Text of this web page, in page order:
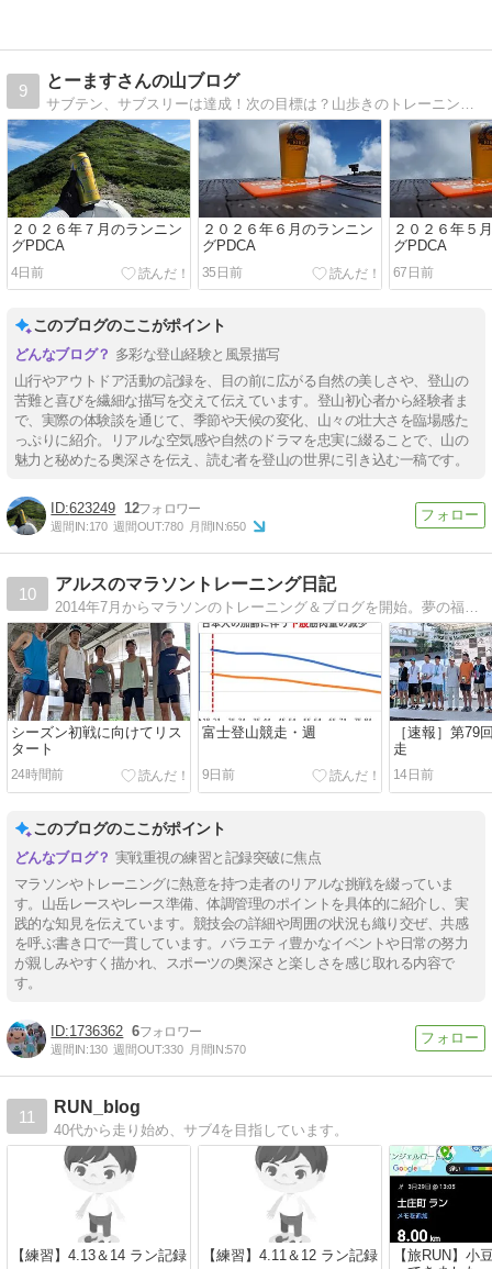
9
とーますさんの山ブログ
サブテン、サブスリーは達成！次の目標は？山歩きのトレーニングとして始めたランニングにはまってしまいました。
２０２６年７月のランニン
グPDCA
4日前
２０２６年６月のランニン
グPDCA
35日前
２０２６年５
グPDCA
67日前
このブログのここがポイント
多彩な登山経験と風景描写
山行やアウトドア活動の記録を、目の前に広がる自然の美しさや、登山の
苦難と喜びを繊細な描写を交えて伝えています。登山初心者から経験者ま
で、実際の体験談を通じて、季節や天候の変化、山々の壮大さを臨場感た
っぷりに紹介。リアルな空気感や自然のドラマを忠実に綴ることで、山の
魅力と秘めたる奥深さを伝え、読む者を登山の世界に引き込む一稿です。
623249 12
週間IN:170 週間OUT:780 月間IN:650
10
アルスのマラソントレーニング日記
シーズン初戦に向けてリス
タート
24時間前
富士登山競走・週
9日前
［速報］第79
走
14日前
このブログのここがポイント
実戦重視の練習と記録突破に焦点
マラソンやトレーニングに熱意を持つ走者のリアルな挑戦を綴っていま
す。山岳レースやレース準備、体調管理のポイントを具体的に紹介し、実
践的な知見を伝えています。競技会の詳細や周囲の状況も織り交ぜ、共感
を呼ぶ書き口で一貫しています。バラエティ豊かなイベントや日常の努力
が親しみやすく描かれ、スポーツの奥深さと楽しさを感じ取れる内容で
す。
1736362 6
週間IN:130 週間OUT:330 月間IN:570
11
RUN_blog
40代から走り始め、サブ4を目指しています。
【練習】4.13＆14 ラン記録 【練習】4.11＆12 ラン記録
【旅RUN】小